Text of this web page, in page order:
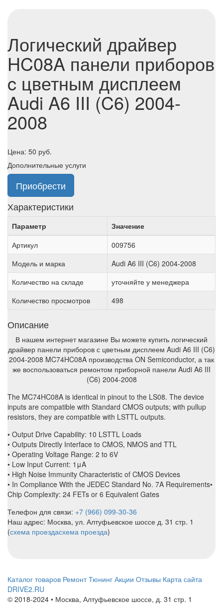
Логический драйвер
HC08A панели приборов
c цветным дисплеем
Audi A6 III (C6) 2004-
2008
Цена: 50 руб.
Дополнительные услуги
Приобрести
Характеристики
Параметр
Значение
Артикул
009756
Модель и марка
Audi A6 III (C6) 2004-2008
Количество на складе
уточняйте у менеджера
Количество просмотров
498
Описание
В нашем интернет магазине Вы можете купить логический
драйвер панели приборов с цветным дисплеем Audi A6 III (C6)
2004-2008 MC74HC08A производства ON Semiconductor, а так
же воспользоваться ремонтом приборной панели Audi A6 III
(C6) 2004-2008
The MC74HC08A is identical in pinout to the LS08. The device
inputs are compatible with Standard CMOS outputs; with pullup
resistors, they are compatible with LSTTL outputs.
• Output Drive Capability: 10 LSTTL Loads
• Outputs Directly Interface to CMOS, NMOS and TTL
• Operating Voltage Range: 2 to 6V
• Low Input Current: 1μA
• High Noise Immunity Characteristic of CMOS Devices
• In Compliance With the JEDEC Standard No. 7A Requirements•
Chip Complexity: 24 FETs or 6 Equivalent Gates
Телефон для связи: +7 (966) 099-30-36
Наш адрес: Москва, ул. Алтуфьевское шоссе д. 31 стр. 1
(схема проездасхема проезда)
Каталог товаров Ремонт Тюнинг Акции Отзывы Карта сайта
DRIVE2.RU
© 2018-2024 • Москва, Алтуфьевское шоссе, д. 31 стр. 1